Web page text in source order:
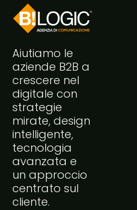
Aiutiamo le
aziende B2B a
crescere nel
digitale con
strategie
mirate, design
intelligente,
tecnologia
avanzata e
un approccio
centrato sul
cliente.